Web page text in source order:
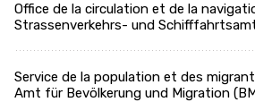
Office de la circulation et de la
Strassenverkehrs- und
Service de la population et des
Amt für Bevölkerung und Migration